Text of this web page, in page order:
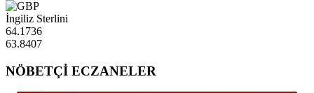
İngiliz Sterlini
64.1736
63.8407
NÖBETÇİ ECZANELER